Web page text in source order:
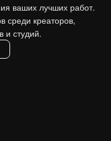
ваших лучших работ.
среди креаторов,
и студий.